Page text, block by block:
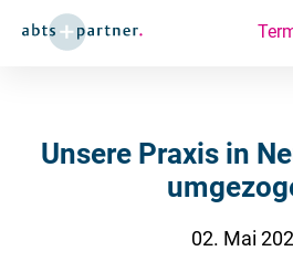
Unsere Praxis in
02. Mai